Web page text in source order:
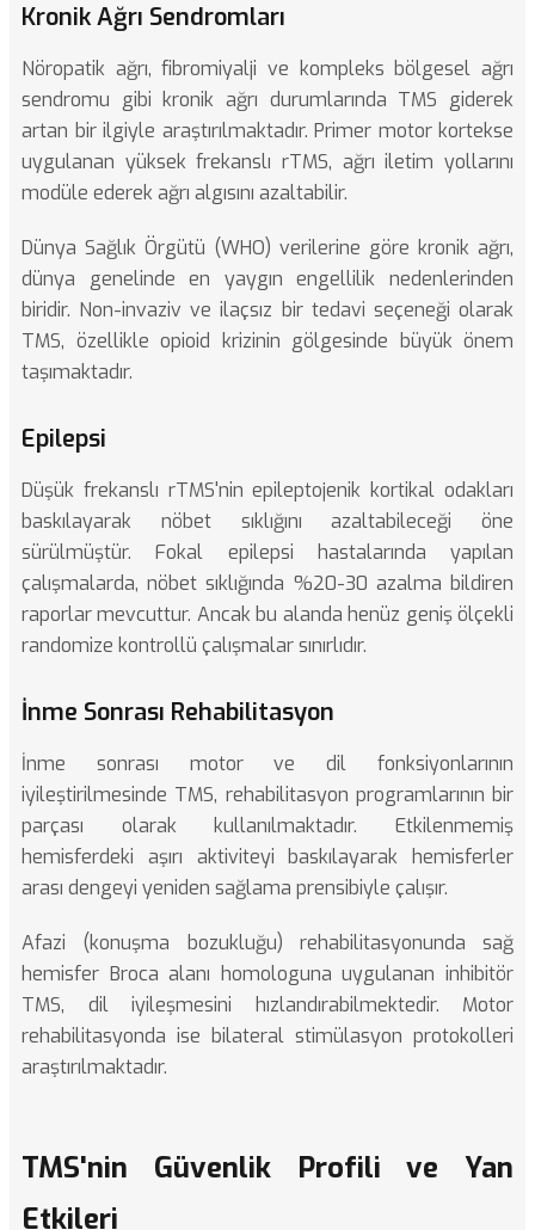
Kronik Ağrı Sendromları
Nöropatik ağrı, fibromiyalji ve kompleks bölgesel ağrı
sendromu gibi kronik ağrı durumlarında TMS giderek
artan bir ilgiyle araştırılmaktadır. Primer motor kortekse
uygulanan yüksek frekanslı rTMS, ağrı iletim yollarını
modüle ederek ağrı algısını azaltabilir.
Dünya Sağlık Örgütü (WHO) verilerine göre kronik ağrı,
dünya genelinde en yaygın engellilik nedenlerinden
biridir. Non-invaziv ve ilaçsız bir tedavi seçeneği olarak
TMS, özellikle opioid krizinin gölgesinde büyük önem
taşımaktadır.
Epilepsi
Düşük frekanslı rTMS'nin epileptojenik kortikal odakları
baskılayarak nöbet sıklığını azaltabileceği öne
sürülmüştür. Fokal epilepsi hastalarında yapılan
çalışmalarda, nöbet sıklığında %20-30 azalma bildiren
raporlar mevcuttur. Ancak bu alanda henüz geniş ölçekli
randomize kontrollü çalışmalar sınırlıdır.
İnme Sonrası Rehabilitasyon
İnme sonrası motor ve dil fonksiyonlarının
iyileştirilmesinde TMS, rehabilitasyon programlarının bir
parçası olarak kullanılmaktadır. Etkilenmemiş
hemisferdeki aşırı aktiviteyi baskılayarak hemisferler
arası dengeyi yeniden sağlama prensibiyle çalışır.
Afazi (konuşma bozukluğu) rehabilitasyonunda sağ
hemisfer Broca alanı homologuna uygulanan inhibitör
TMS, dil iyileşmesini hızlandırabilmektedir. Motor
rehabilitasyonda ise bilateral stimülasyon protokolleri
araştırılmaktadır.
TMS'nin Güvenlik Profili ve Yan
Etkileri